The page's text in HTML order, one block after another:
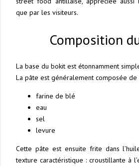
que par les visiteurs.
Composition
La base du bokit est étonnamment
La pâte est généralement composée de
farine de blé
eau
sel
levure
Cette pâte est ensuite frite dans
texture caractéristique : croustillante à